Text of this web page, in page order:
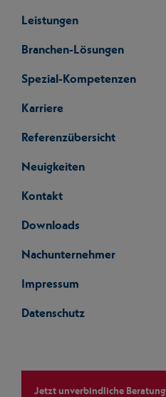
Leistungen
Branchen-Lösungen
Spezial-Kompetenzen
Karriere
Referenzübersicht
Neuigkeiten
Kontakt
Downloads
Nachunternehmer
Impressum
Datenschutz
Jetzt unverbindliche Beratung